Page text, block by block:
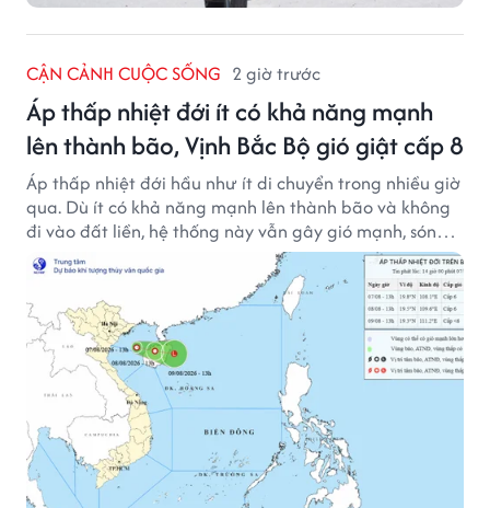
CẬN CẢNH CUỘC SỐNG 2 giờ trước
Áp thấp nhiệt đới ít có khả năng mạnh
lên thành bão, Vịnh Bắc Bộ gió giật cấp 8
Áp thấp nhiệt đới hầu như ít di chuyển trong nhiều giờ
qua. Dù ít có khả năng mạnh lên thành bão và không
đi vào đất liền, hệ thống này vẫn gây gió mạnh, sóng
lớn trên nhiều vùng biển.